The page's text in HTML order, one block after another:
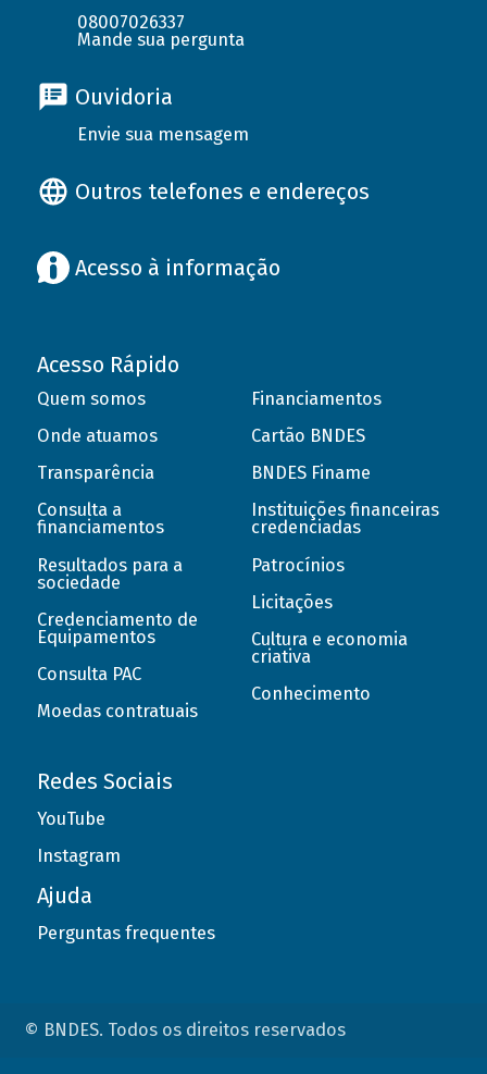
08007026337
Mande sua pergunta
Ouvidoria
Envie sua mensagem
Outros telefones e endereços
Acesso à informação
Acesso Rápido
Quem somos
Onde atuamos
Transparência
Consulta a
financiamentos
Resultados para a
sociedade
Credenciamento de
Equipamentos
Consulta PAC
Moedas contratuais
Financiamentos
Cartão BNDES
BNDES Finame
Instituições financeiras
credenciadas
Patrocínios
Licitações
Cultura e economia
criativa
Conhecimento
Redes Sociais
YouTube
Instagram
Ajuda
Perguntas frequentes
© BNDES. Todos os direitos reservados